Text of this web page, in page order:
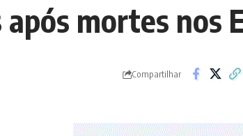
mortes nos
Compartilhar